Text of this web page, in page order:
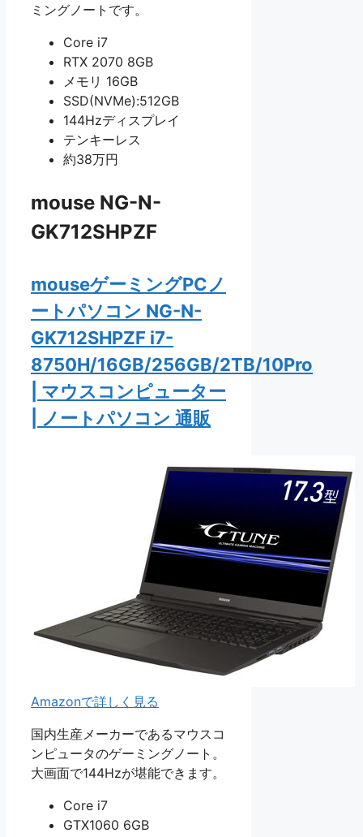
ミングノートです。
Core i7
RTX 2070 8GB
メモリ 16GB
SSD(NVMe):512GB
144Hzディスプレイ
テンキーレス
約38万円
mouse NG-N-
GK712SHPZF
mouseゲーミングPCノ
ートパソコン NG-N-
GK712SHPZF i7-
8750H/16GB/256GB/2TB/10Pro
| マウスコンピューター
| ノートパソコン 通販
Amazonで詳しく見る
国内生産メーカーであるマウスコ
ンピュータのゲーミングノート。
大画面で144Hzが堪能できます。
Core i7
GTX1060 6GB